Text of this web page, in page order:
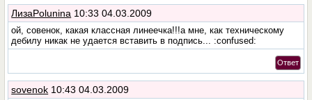
ЛизаPolunina 10:33 04.03.2009
ой, совенок, какая классная линеечка!!!а мне, как техническому
дебилу никак не удается вставить в подпись... :confused:
Ответ
sovenok 10:43 04.03.2009